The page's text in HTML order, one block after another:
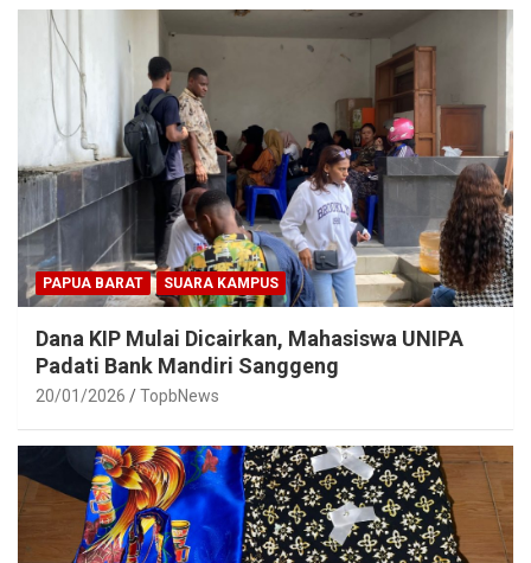
PAPUA BARAT SUARA KAMPUS
Dana KIP Mulai Dicairkan, Mahasiswa UNIPA
Padati Bank Mandiri Sanggeng
20/01/2026 TopbNews